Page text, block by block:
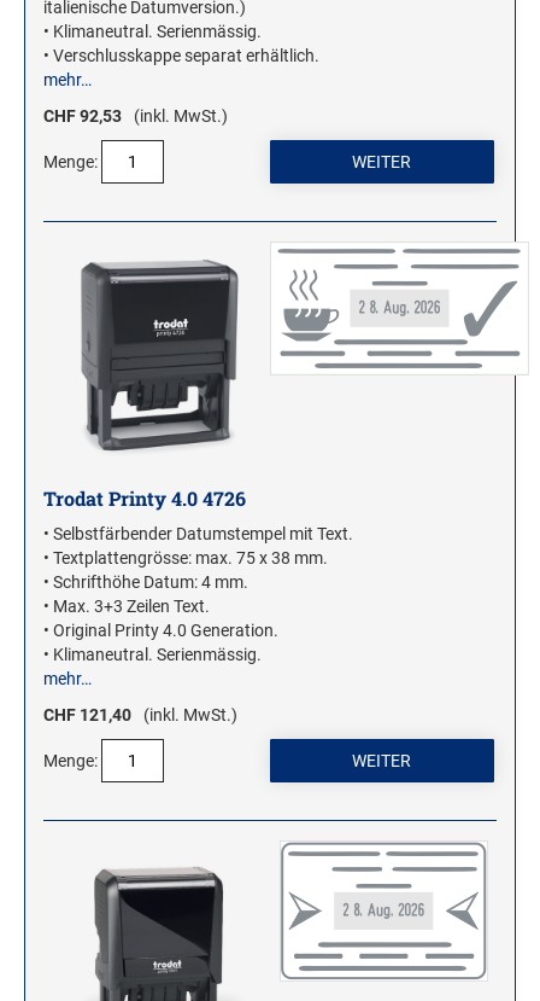
ROLLSTEMPEL
TRODAT VINTAGE STEMPEL
Weihnachtsstempel
Geburt Motivstempel
Geburtstag Motivstempel
Hero Arts Holz-Motivstempel
Hochzeit Motivstempel
LL-Set Motivstempel
Penny Black Motivstempel
Schnecken Motivstempel
Stampendous Motivstempel
Textstempel Motivstempel
Tiere Motivstempel
Trauer Motivstempel
KREATIVBEREICH
Clearsnap
Tsukineko
STEMPLINO STEMPEL
Ministempel Kleine Mixe
Ministempel Komplettset
italienische Datumversion.)
• Klimaneutral. Serienmässig.
• Verschlusskappe separat erhältlich.
mehr…
CHF 92,53
(inkl. MwSt.)
Menge:
Trodat Printy 4.0 4726
• Selbstfärbender Datumstempel mit Text.
• Textplattengrösse: max. 75 x 38 mm.
• Schrifthöhe Datum: 4 mm.
• Max. 3+3 Zeilen Text.
• Original Printy 4.0 Generation.
• Klimaneutral. Serienmässig.
mehr…
CHF 121,40
(inkl. MwSt.)
Menge: